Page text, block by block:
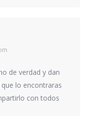
de verdad y dan
que lo encontraras
con todos